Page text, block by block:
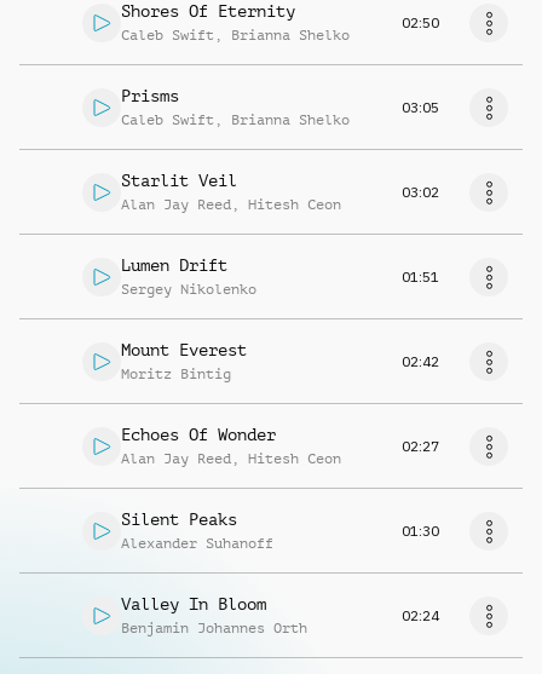
Shores Of Eternity
Caleb Swift , Brianna Shelko
02:50
Prisms
Caleb Swift , Brianna Shelko
03:05
Starlit Veil
Alan Jay Reed , Hitesh Ceon
03:02
Lumen Drift
Sergey Nikolenko
01:51
Mount Everest
Moritz Bintig
02:42
Echoes Of Wonder
Alan Jay Reed , Hitesh Ceon
02:27
Silent Peaks
Alexander Suhanoff
01:30
Valley In Bloom
Benjamin Johannes Orth
02:24